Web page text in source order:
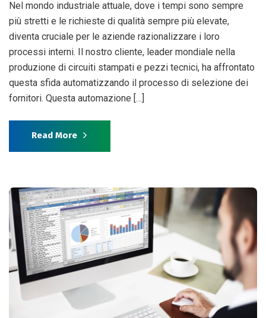
Nel mondo industriale attuale, dove i tempi sono sempre
più stretti e le richieste di qualità sempre più elevate,
diventa cruciale per le aziende razionalizzare i loro
processi interni. Il nostro cliente, leader mondiale nella
produzione di circuiti stampati e pezzi tecnici, ha affrontato
questa sfida automatizzando il processo di selezione dei
fornitori. Questa automazione […]
Read More